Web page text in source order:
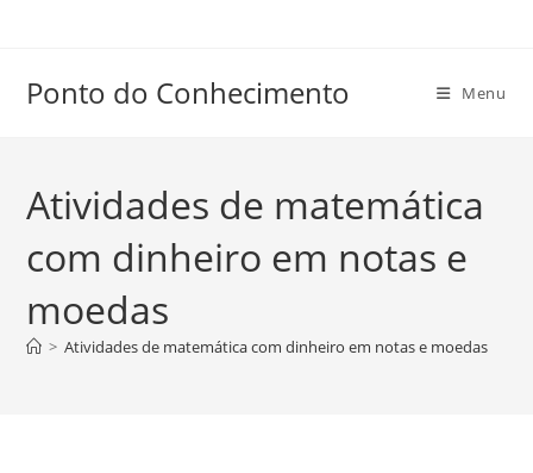
conteúdo
Ponto do Conhecimento Menu
Atividades de matemática
com dinheiro em notas e
moedas
> Atividades de matemática com dinheiro em notas e moedas